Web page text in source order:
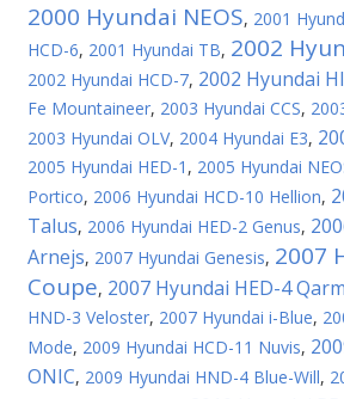
2000 Hyundai NEOS, 2001
HCD-6, 2001 Hyundai TB, 2002
2002 Hyundai HCD-7, 2002 Hyundai
Fe Mountaineer, 2003 Hyundai CCS,
2003 Hyundai OLV, 2004 Hyundai E3,
2005 Hyundai HED-1 , 2005 Hyundai
Portico, 2006 Hyundai HCD-10 Hellion,
Talus, 2006 Hyundai HED-2 Genus,
Arnejs, 2007 Hyundai Genesis, 2007
Coupe, 2007 Hyundai HED-4
HND-3 Veloster, 2007 Hyundai i-Blue,
Mode, 2009 Hyundai HCD-11 Nuvis,
ONIC, 2009 Hyundai HND-4 Blue-Will,